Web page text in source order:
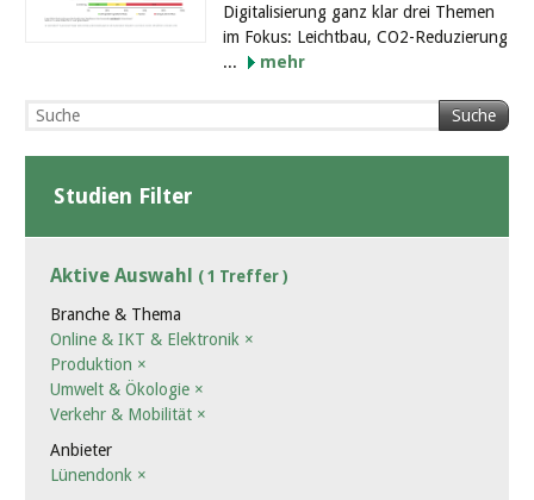
Digitalisierung ganz klar drei Themen
im Fokus: Leichtbau, CO2-Reduzierung
...
mehr
Suche
Studien Filter
Aktive Auswahl ( 1 Treffer )
Branche & Thema
Online & IKT & Elektronik ×
Produktion ×
Umwelt & Ökologie ×
Verkehr & Mobilität ×
Anbieter
Lünendonk ×